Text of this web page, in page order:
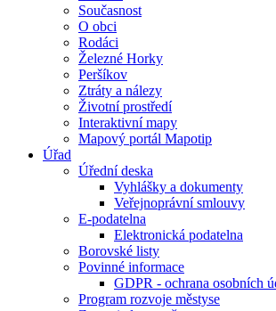
Současnost
O obci
Rodáci
Železné Horky
Peršíkov
Ztráty a nálezy
Životní prostředí
Interaktivní mapy
Mapový portál Mapotip
Úřad
Úřední deska
Vyhlášky a dokumenty
Veřejnoprávní smlouvy
E-podatelna
Elektronická podatelna
Borovské listy
Povinné informace
GDPR - ochrana osobních
Program rozvoje městyse